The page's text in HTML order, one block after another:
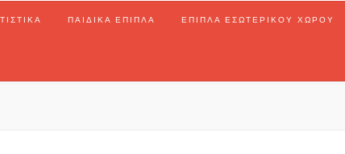
ΠΑΙΔΙΚΆ ΈΠΙΠΛΑ ΈΠΙΠΛΑ ΕΣΩΤΕΡΙΚΟΎ ΧΏΡΟΥ